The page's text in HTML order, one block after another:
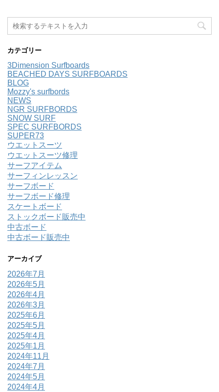
カテゴリー
3Dimension Surfboards
BEACHED DAYS SURFBOARDS
BLOG
Mozzy's surfbords
NEWS
NGR SURFBORDS
SNOW SURF
SPEC SURFBORDS
SUPER73
ウエットスーツ
ウエットスーツ修理
サーフアイテム
サーフィンレッスン
サーフボード
サーフボード修理
スケートボード
ストックボード販売中
中古ボード
中古ボード販売中
アーカイブ
2026年7月
2026年5月
2026年4月
2026年3月
2025年6月
2025年5月
2025年4月
2025年1月
2024年11月
2024年7月
2024年5月
2024年4月